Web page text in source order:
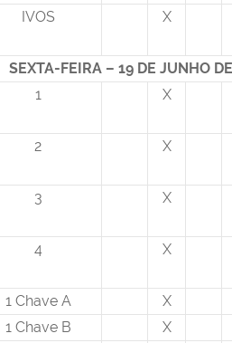
IVOS X
SEXTA-FEIRA – 19 DE JUNHO
1 X
2 X
3 X
4 X
1 Chave A
X
1 Chave B
X